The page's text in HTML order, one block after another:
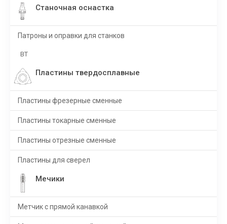
Станочная оснастка
Патроны и оправки для станков
BT
Пластины твердосплавные
Пластины фрезерные сменные
Пластины токарные сменные
Пластины отрезные сменные
Пластины для сверел
Мечики
Метчик с прямой канавкой